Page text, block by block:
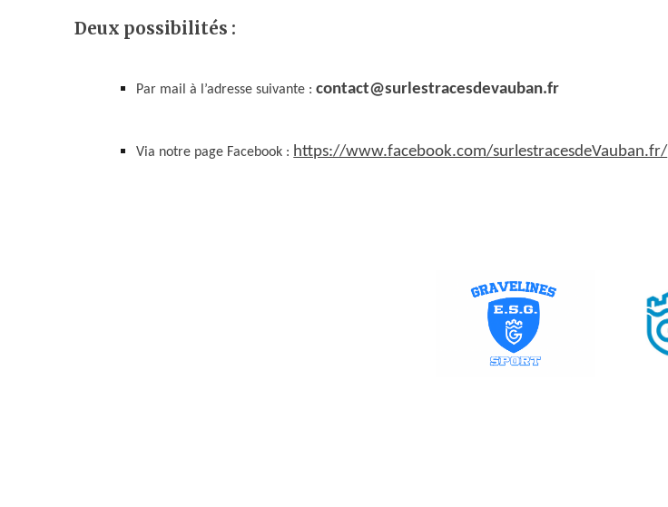
Deux possibilités :
Par mail à l’adresse suivante :contact@surlestracesdevauban.fr
Via notre page Facebook : https://www.facebook.com/surlestracesdeVauban.fr/